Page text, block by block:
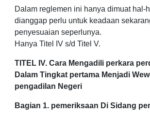
Dalam reglemen ini hanya dimuat hal-
dianggap perlu untuk keadaan
penyesuaian seperlunya.
Hanya Titel IV s/d Titel V.
TITEL IV. Cara Mengadili perkara
Dalam Tingkat pertama Menjadi
pengadilan Negeri
Bagian 1. pemeriksaan Di Sidang